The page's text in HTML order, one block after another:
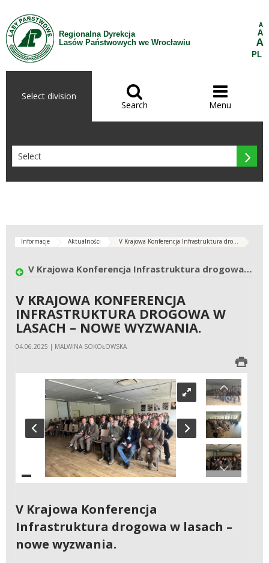
Skip to Content
Regionalna Dyrekcja
Lasów Państwowych we Wrocławiu
A
A
A
PL
Select division 
Search

Menu

Informacje Aktualności V Krajowa Konferencja Infrastruktura dro...
V Krajowa Konferencja Infrastruktura drogowa w lasach – nowe wyzwania.
V KRAJOWA KONFERENCJA
INFRASTRUKTURA DROGOWA W
LASACH – NOWE WYZWANIA.
04.06.2025 | MALWINA SOKOŁOWSKA
V Krajowa Konferencja
Infrastruktura drogowa w lasach –
nowe wyzwania.